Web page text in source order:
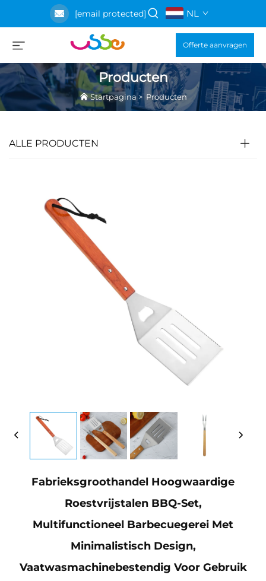
[email protected] NL
Offerte aanvragen
Producten
Startpagina> Producten
ALLE PRODUCTEN
Fabrieksgroothandel Hoogwaardige
Roestvrijstalen BBQ-Set,
Multifunctioneel Barbecuegerei Met
Minimalistisch Design,
Vaatwasmachinebestendig Voor Gebruik